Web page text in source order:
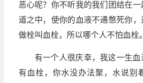
恶心呢？你不听我的我们团结在
道之中，使你的血液不通憋死你，
做栓叫血栓，所以哪个人不怕血栓。
有一个人很庆幸，我这一生
有血栓，你水没办法聚，水说别